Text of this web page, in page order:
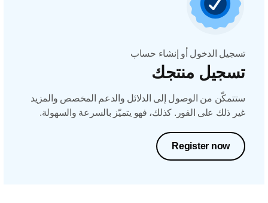
تسجيل الدخول أو إنشاء حساب
تسجيل منتجك
ستتمكّن من الوصول إلى الدلائل والدعم المخصص والمزيد
غير ذلك على الفور. كذلك، فهو يتميّز بالسرعة والسهولة.
Register now